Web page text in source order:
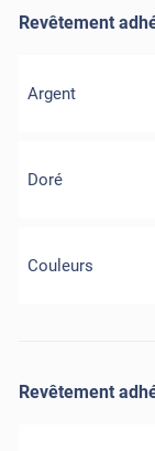
Revêtement
Argent
Doré
Couleurs
Revêtement